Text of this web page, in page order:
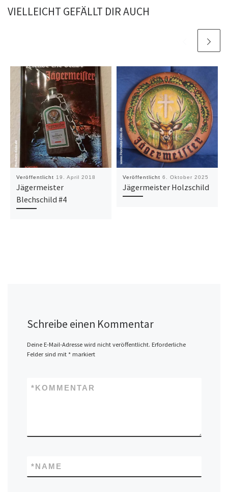
VIELLEICHT GEFÄLLT DIR AUCH
Veröffentlicht 19. April 2018
Jägermeister
Blechschild #4
Veröffentlicht 6. Oktober 2025
Jägermeister Holzschild
Schreibe einen Kommentar
Deine E-Mail-Adresse wird nicht veröffentlicht. Erforderliche
Felder sind mit *markiert
KOMMENTAR
*
NAME
*